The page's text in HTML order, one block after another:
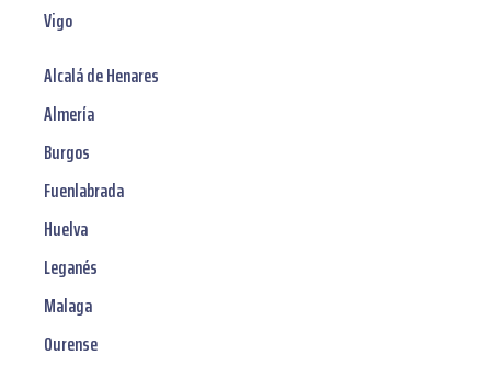
Vigo
Alcalá de Henares
Almería
Burgos
Fuenlabrada
Huelva
Leganés
Malaga
Ourense